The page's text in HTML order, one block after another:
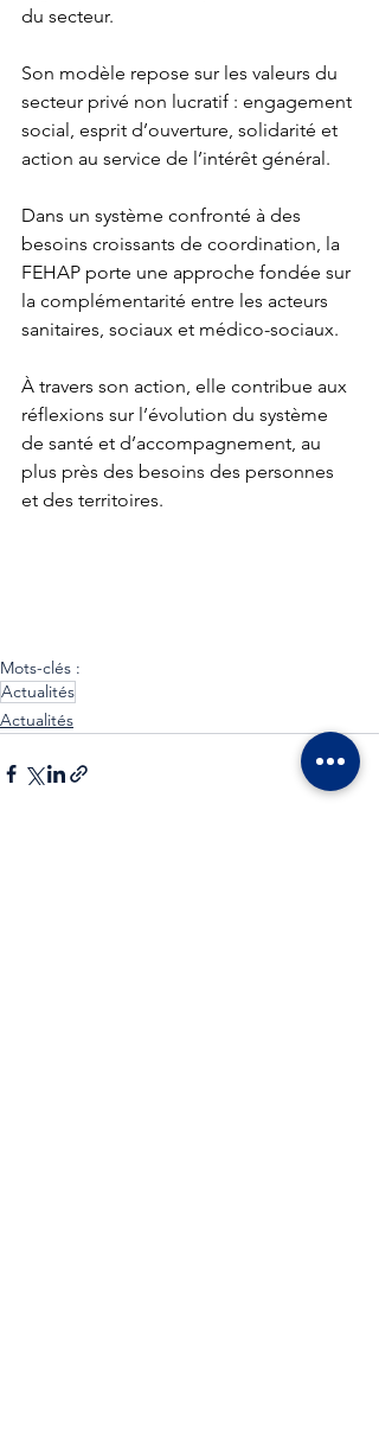
du secteur.
Son modèle repose sur les valeurs du
secteur privé non lucratif : engagement
social, esprit d’ouverture, solidarité et
action au service de l’intérêt général.
Dans un système confronté à des
besoins croissants de coordination, la
FEHAP porte une approche fondée sur
la complémentarité entre les acteurs
sanitaires, sociaux et médico-sociaux.
À travers son action, elle contribue aux
réflexions sur l’évolution du système
de santé et d’accompagnement, au
plus près des besoins des personnes
et des territoires.
Mots-clés :
Actualités
Actualités